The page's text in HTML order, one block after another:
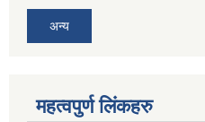
अन्य
महत्वपुर्ण लिंकहरु